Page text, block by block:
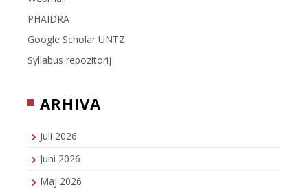
PHAIDRA
Google Scholar UNTZ
Syllabus repozitorij
ARHIVA
Juli 2026
Juni 2026
Maj 2026